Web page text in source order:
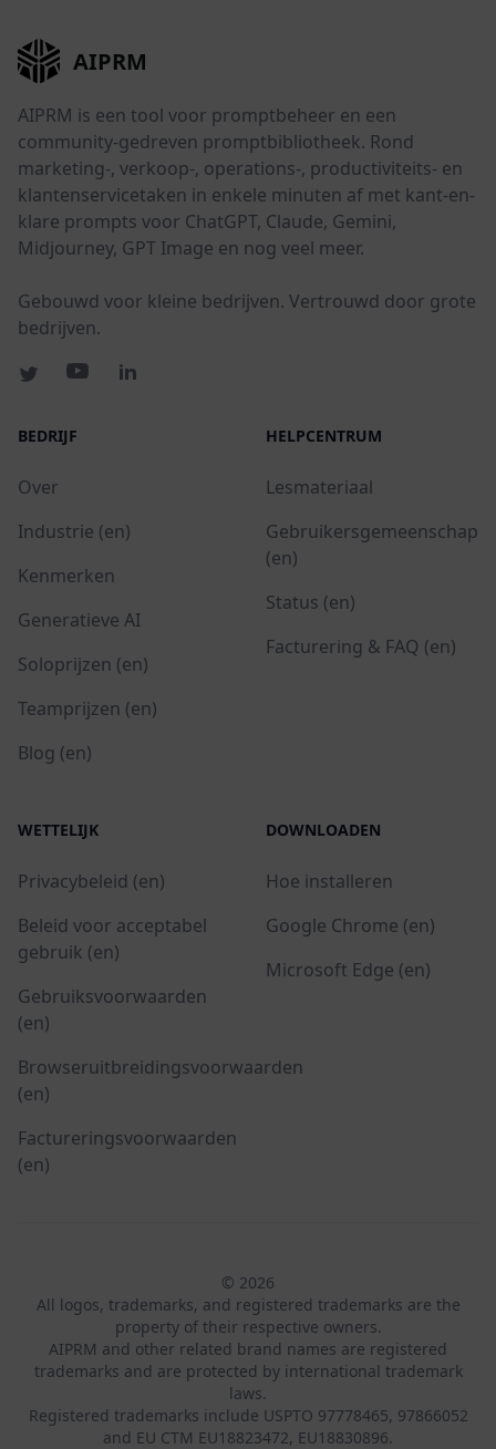
AIPRM
AIPRM is een tool voor promptbeheer en een
community-gedreven promptbibliotheek. Rond
marketing-, verkoop-, operations-, productiviteits- en
klantenservicetaken in enkele minuten af met kant-en-
klare prompts voor ChatGPT, Claude, Gemini,
Midjourney, GPT Image en nog veel meer.
Gebouwd voor kleine bedrijven. Vertrouwd door grote
bedrijven.
BEDRIJF
Over
Industrie (en)
Kenmerken
Generatieve AI
Soloprijzen (en)
Teamprijzen (en)
Blog (en)
HELPCENTRUM
Lesmateriaal
Gebruikersgemeenschap
(en)
Status (en)
Facturering & FAQ (en)
WETTELIJK
Privacybeleid (en)
Beleid voor acceptabel
gebruik (en)
Gebruiksvoorwaarden
(en)
Browseruitbreidingsvoorwaarden
(en)
Factureringsvoorwaarden
(en)
DOWNLOADEN
Hoe installeren
Google Chrome (en)
Microsoft Edge (en)
© 2026
All logos, trademarks, and registered trademarks are the
property of their respective owners.
AIPRM and other related brand names are registered
trademarks and are protected by international trademark
laws.
Registered trademarks include USPTO 97778465, 97866052
and EU CTM EU18823472, EU18830896.